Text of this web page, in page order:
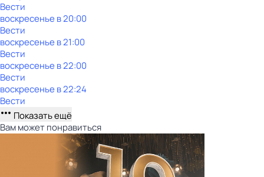
Вести
воскресенье в20:00
Вести
воскресенье в21:00
Вести
воскресенье в22:00
Вести
воскресенье в22:24
Вести
Показать ещё
Вам может понравиться